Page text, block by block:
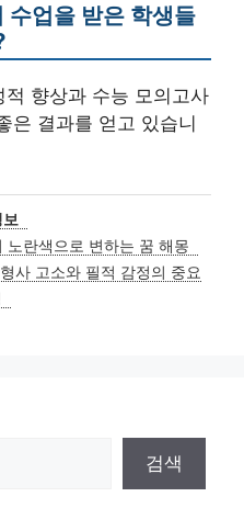
업을 받은 학생들
향상과 수능 모의고사
은 결과를 얻고 있습니
보
노란색으로 변하는 꿈 해몽
사 고소와 필적 감정의 중요
검색